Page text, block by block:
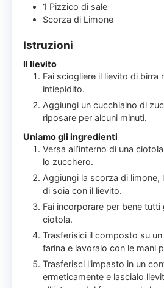
1 Pizzico di sale
Scorza di Limone
Istruzioni
Il lievito
Fai sciogliere il lievito di birra
intiepidito.
Aggiungi un cucchiaino di
riposare per alcuni minuti.
Uniamo gli ingredienti
Versa all’interno di una
lo zucchero.
Aggiungi la scorza di limone,
di soia con il lievito.
Fai incorporare per bene tutti
ciotola.
Trasferisici il composto su
farina e lavoralo con le mani
Trasferisci l'impasto in un
ermeticamente e lascialo